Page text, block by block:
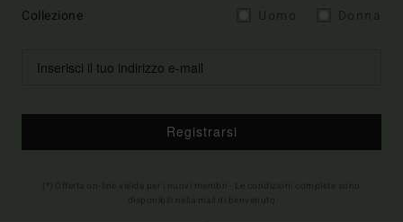
Collezione
Registrarsi